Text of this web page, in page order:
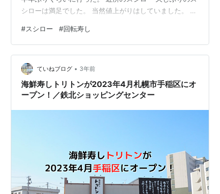
シローは満足でした。 当然値上がりはしていました。 で
きくて食べ応えもあったし、以前よりもレベルが上がっ
ていたと思う。 素直においしかった。 あと、ネタによっ
てはミニシャリが選べたりと糖質を気にするお客さんに
も優しい。 値段に関してはネット界隈では批判的な意見
も散見されているようですが、今までが安すぎたのだと
思います。 僕が大好きな鉄火巻…
#スシロー #回転寿し
ていねブログ • 3年前
海鮮寿しトリトンが2023年4月札幌市手稲区にオ
ープン！／鉄北ショッピングセンター